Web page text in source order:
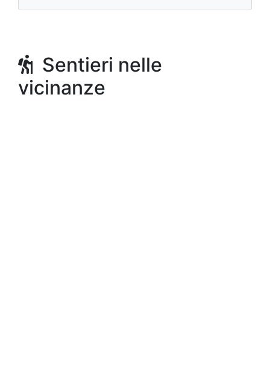
Sentieri nelle
vicinanze